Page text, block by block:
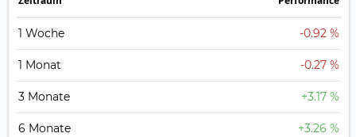
1 Woche -0.92 %
1 Monat -0.27 %
3 Monate +3.17 %
6 Monate +3.26 %